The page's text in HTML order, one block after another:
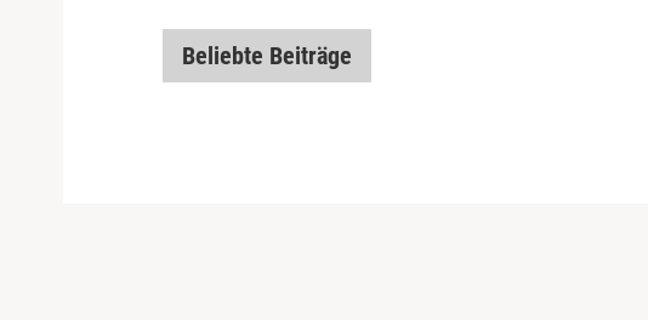
Beliebte Beiträge